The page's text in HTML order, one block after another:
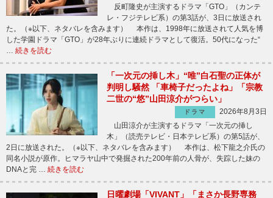
反町隆史が主演するドラマ「GTO」（カンテ
レ・フジテレビ系）の第3話が、3日に放送され
た。（※以下、ネタバレを含みます） 本作は、1998年に放送されて人気を博
した学園ドラマ「GTO」が28年ぶりに連続ドラマとして復活。50代になった“
… 続きを読む
「一次元の挿し木」“唯”白石聖の正体が
判明し騒然 「車椅子だったよね」「宗教
二世の“悠”山田涼介がつらい」
ドラマ
2026年8月3日
山田涼介が主演するドラマ「一次元の挿し
木」（読売テレビ・日本テレビ系）の第5話が、
2日に放送された。（※以下、ネタバレを含みます） 本作は、松下龍之介氏の
同名小説が原作。ヒマラヤ山中で発掘された200年前の人骨が、失踪した妹の
DNAと完 … 続きを読む
日曜劇場「VIVANT」「まさか長野専務